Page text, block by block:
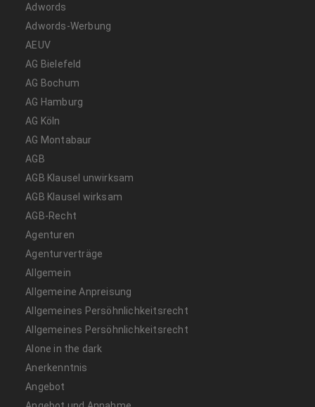
Adwords
Adwords-Werbung
AEUV
AG Bielefeld
AG Bochum
AG Hamburg
AG Köln
AG Montabaur
AGB
AGB Klausel unwirksam
AGB Klausel wirksam
AGB-Recht
Agenturen
Agenturverträge
Allgemein
Allgemeine Anpreisung
Allgemeines Persöhnlichkeitsrecht
Allgemeines Persöhnlichkeitsrecht
Alone in the dark
Anerkenntnis
Angebot